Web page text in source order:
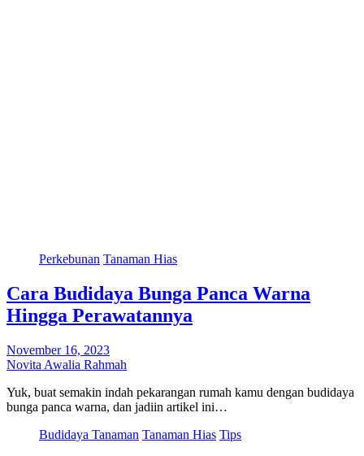
Perkebunan Tanaman Hias
Cara Budidaya Bunga Panca Warna
Hingga Perawatannya
November 16, 2023
Novita Awalia Rahmah
Yuk, buat semakin indah pekarangan rumah kamu dengan budidaya
bunga panca warna, dan jadiin artikel ini…
Budidaya Tanaman Tanaman Hias Tips